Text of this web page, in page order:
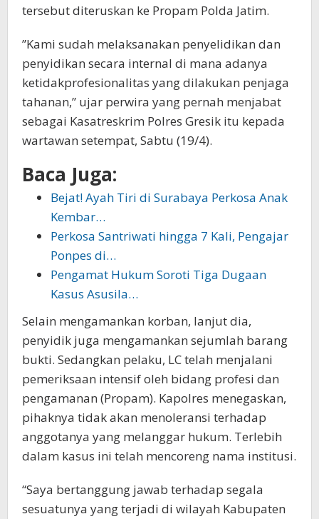
tersebut diteruskan ke Propam Polda Jatim.
’’Kami sudah melaksanakan penyelidikan dan
penyidikan secara internal di mana adanya
ketidakprofesionalitas yang dilakukan penjaga
tahanan,’’ ujar perwira yang pernah menjabat
sebagai Kasatreskrim Polres Gresik itu kepada
wartawan setempat, Sabtu (19/4).
Baca Juga:
Bejat! Ayah Tiri di Surabaya Perkosa Anak
Kembar…
Perkosa Santriwati hingga 7 Kali, Pengajar
Ponpes di…
Pengamat Hukum Soroti Tiga Dugaan
Kasus Asusila…
Selain mengamankan korban, lanjut dia,
penyidik juga mengamankan sejumlah barang
bukti. Sedangkan pelaku, LC telah menjalani
pemeriksaan intensif oleh bidang profesi dan
pengamanan (Propam). Kapolres menegaskan,
pihaknya tidak akan menoleransi terhadap
anggotanya yang melanggar hukum. Terlebih
dalam kasus ini telah mencoreng nama institusi.
“Saya bertanggung jawab terhadap segala
sesuatunya yang terjadi di wilayah Kabupaten